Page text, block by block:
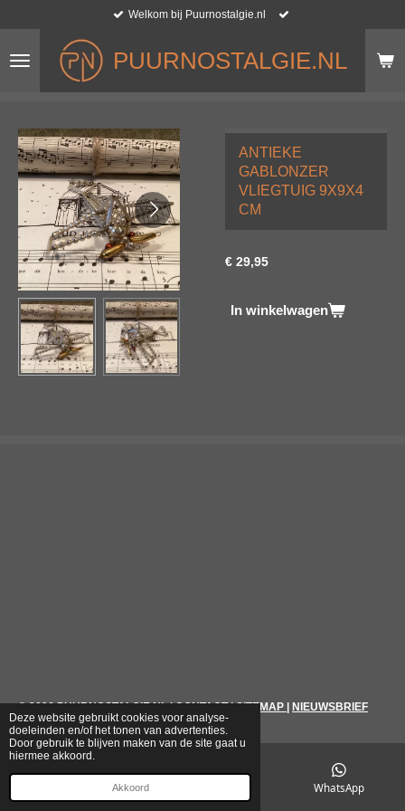
Deze website gebruikt cookies voor analyse-
doeleinden en/of het tonen van advertenties.
Door gebruik te blijven maken van de site gaat u
hiermee akkoord.
Akkoord
naar
hoofdinhoud
PUURNOSTALGIE.NL
Welkom bij Puurnostalgie.nl
ANTIEKE
GABLONZER
VLIEGTUIG 9X9X4
CM
€ 29,95
In winkelwagen
© 2026 PUURNOSTALGIE.NL|CONTACT|SITEMAP NIEUWSBRIEF
WhatsApp